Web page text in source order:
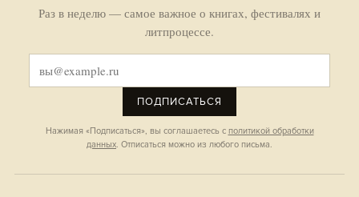
Раз в неделю — самое важное о книгах, фестивалях и
литпроцессе.
ПОДПИСАТЬСЯ
Нажимая «Подписаться», вы соглашаетесь с политикой обработки
данных. Отписаться можно из любого письма.